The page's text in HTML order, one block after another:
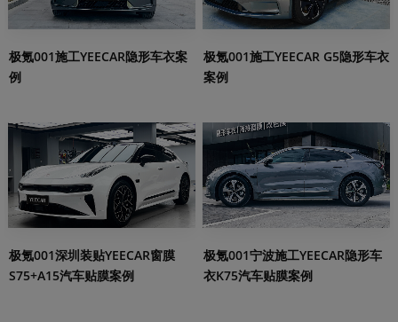
极氪001施工YEECAR隐形车衣案
例
极氪001施工YEECAR G5隐形车衣
案例
极氪001深圳装贴YEECAR窗膜
S75+A15汽车贴膜案例
极氪001宁波施工YEECAR隐形车
衣K75汽车贴膜案例